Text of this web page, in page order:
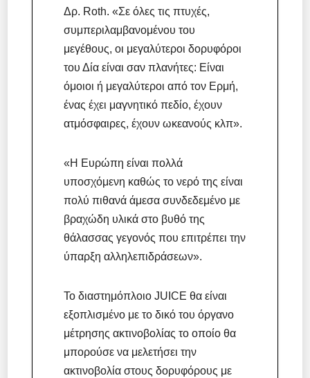
Δρ. Roth. «Σε όλες τις πτυχές,
συμπεριλαμβανομένου του
μεγέθους, οι μεγαλύτεροι δορυφόροι
του Δία είναι σαν πλανήτες: Είναι
όμοιοι ή μεγαλύτεροι από τον Ερμή,
ένας έχει μαγνητικό πεδίο, έχουν
ατμόσφαιρες, έχουν ωκεανούς κλπ».
«Η Ευρώπη είναι πολλά
υποσχόμενη καθώς το νερό της είναι
πολύ πιθανά άμεσα συνδεδεμένο με
βραχώδη υλικά στο βυθό της
θάλασσας γεγονός που επιτρέπει την
ύπαρξη αλληλεπιδράσεων».
Το διαστημόπλοιο JUICE θα είναι
εξοπλισμένο με το δικό του όργανο
μέτρησης ακτινοβολίας το οποίο θα
μπορούσε να μελετήσει την
ακτινοβολία στους δορυφόρους με